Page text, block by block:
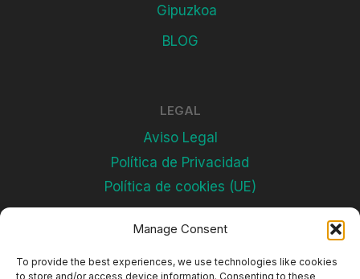
Manage Consent
To provide the best experiences, we use technologies like cookies
to store and/or access device information. Consenting to these
Gipuzkoa
BLOG
LEGAL
Aviso Legal
Política de Privacidad
Política de cookies (UE)
Subscríbete